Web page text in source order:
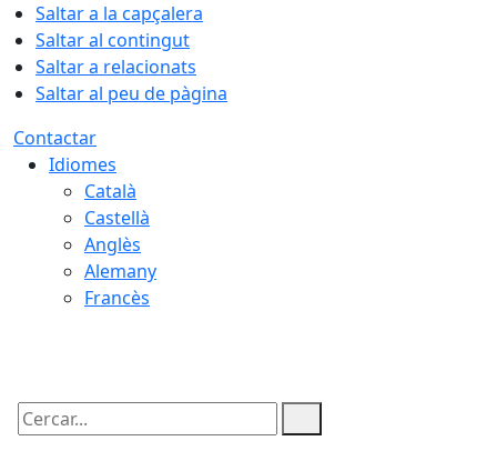
Saltar a la capçalera
Saltar al contingut
Saltar a relacionats
Saltar al peu de pàgina
Contactar
Idiomes
Català
Castellà
Anglès
Alemany
Francès
Cercar: